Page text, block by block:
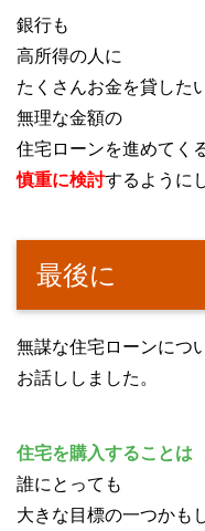
銀行も
高所得の人に
たくさんお金を貸した
無理な金額の
住宅ローンを進めてく
慎重に検討するように
最後に
無謀な住宅ローンにつ
お話ししました。
住宅を購入することは
誰にとっても
大きな目標の一つかも